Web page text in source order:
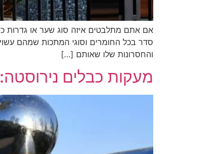
אם אתם מתלבטים איזה סוג שער או גדרות
סדר בכל החומרים וסוגי המתכות שמהם
והחסרונות שלו שאותם […]
מעקות כבלים נירוסטה: